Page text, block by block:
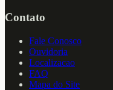
Contato
Fale Conosco
Ouvidoria
Localizacao
FAQ
Mapa do Site